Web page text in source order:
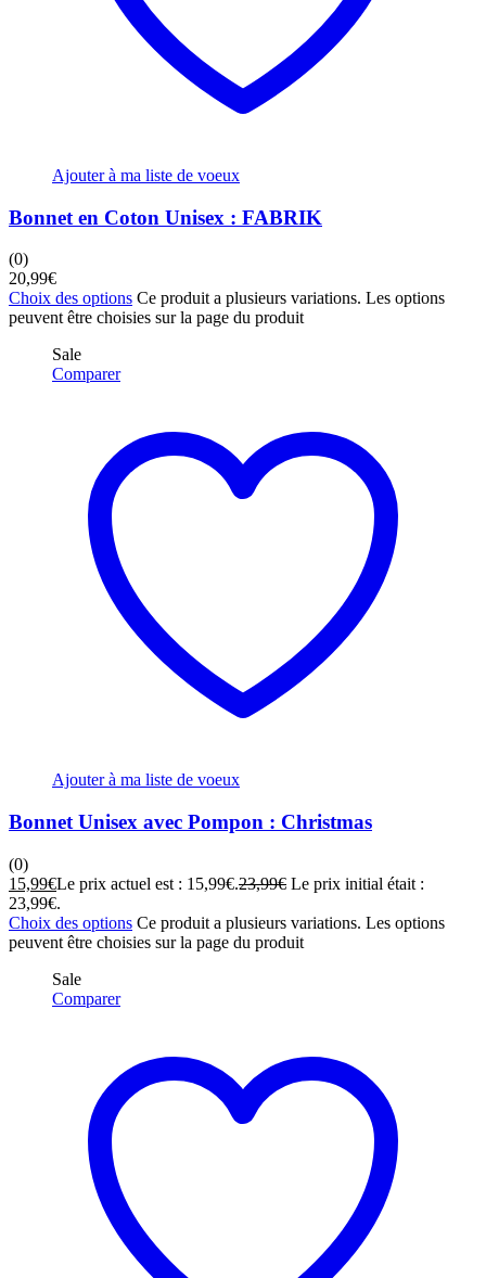
Ajouter à ma liste de voeux
Bonnet en Coton Unisex : FABRIK
(0)
20,99€
Choix des options Ce produit a plusieurs variations. Les options
peuvent être choisies sur la page du produit
Sale
Comparer
Ajouter à ma liste de voeux
Bonnet Unisex avec Pompon : Christmas
(0)
15,99€Le prix actuel est : 15,99€.23,99€ Le prix initial était :
23,99€.
Choix des options Ce produit a plusieurs variations. Les options
peuvent être choisies sur la page du produit
Sale
Comparer